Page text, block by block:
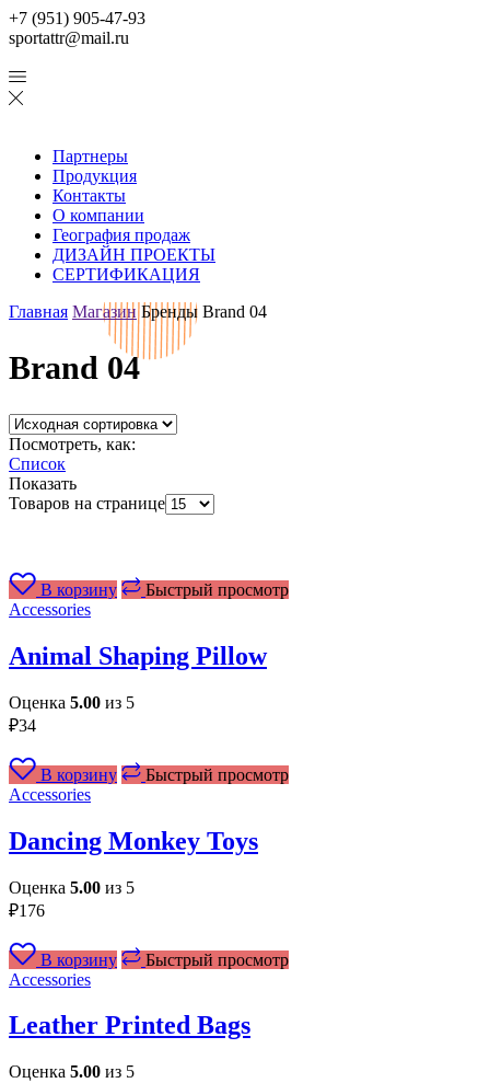
+7 (951) 905-47-93
sportattr@mail.ru
Партнеры
Продукция
Контакты
О компании
География продаж
ДИЗАЙН ПРОЕКТЫ
СЕРТИФИКАЦИЯ
Главная Магазин Бренды Brand 04
Brand 04
Посмотреть, как:
Список
Показать
Товаров на странице
В корзину
Быстрый просмотр
Accessories
Animal Shaping Pillow
Оценка 5.00 из 5
₽34
В корзину
Быстрый просмотр
Accessories
Dancing Monkey Toys
Оценка 5.00 из 5
₽176
В корзину
Быстрый просмотр
Accessories
Leather Printed Bags
Оценка 5.00 из 5